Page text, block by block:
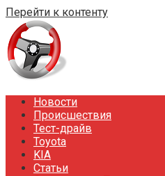
Перейти к контенту
Новости
Происшествия
Тест-драйв
Toyota
KIA
Статьи